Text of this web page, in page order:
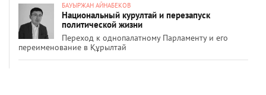
БАУЫРЖАН АЙНАБЕКОВ
Национальный курултай и перезапуск
политической жизни
Переход к однопалатному Парламенту и его
переименование в Құрылтай